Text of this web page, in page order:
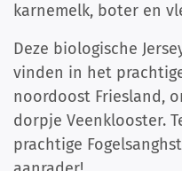
karnemelk, boter en
Deze biologische
vinden in het
noordoost Friesland,
dorpje Veenklooster.
prachtige